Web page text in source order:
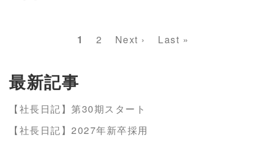
送
り
カ
ン
ト
ペ
1 Page
2
次
Next ›
最
Last »
最新記事
【社長日記】第30期スタート
【社長日記】2027年新卒採用